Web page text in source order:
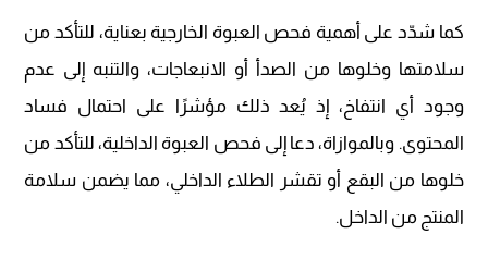
كما شدّد على أهمية فحص العبوة الخارجية بعناية، للتأكد من
سلامتها وخلوها من الصدأ أو الانبعاجات، والتنبه إلى عدم
وجود أي انتفاخ، إذ يُعد ذلك مؤشرًا على احتمال فساد
المحتوى. وبالموازاة، دعا إلى فحص العبوة الداخلية، للتأكد من
خلوها من البقع أو تقشر الطلاء الداخلي، مما يضمن سلامة
المنتج من الداخل.